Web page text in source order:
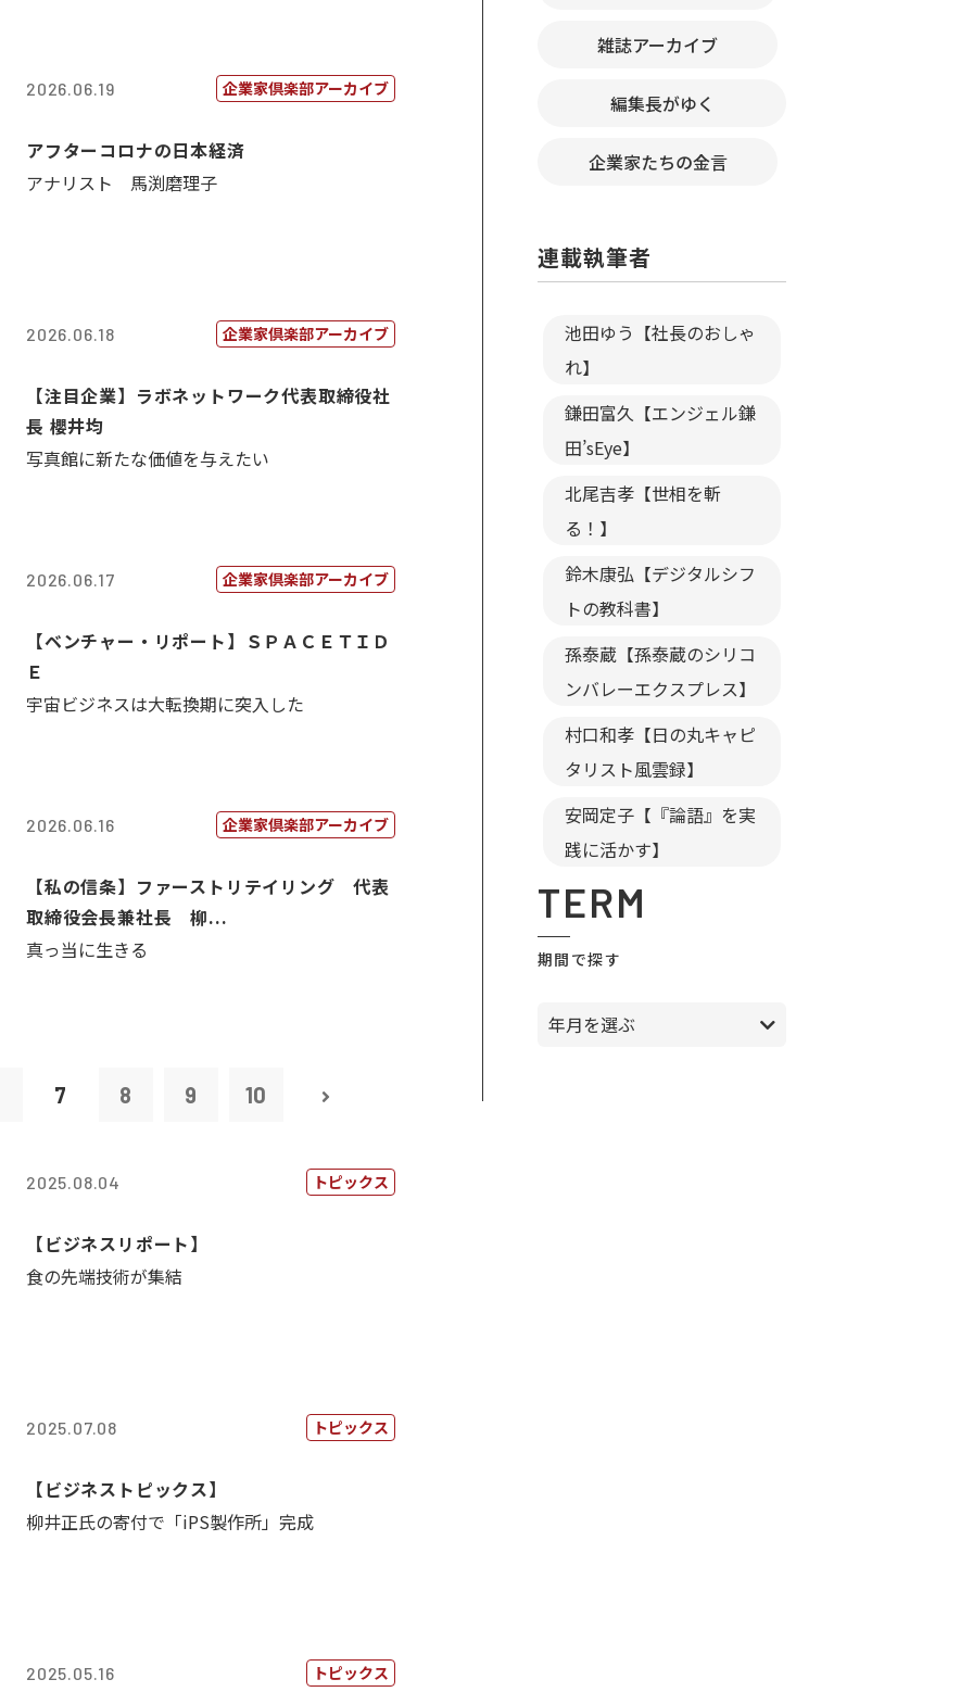
2026.06.19 企業家倶楽部アーカイブ
アフターコロナの日本経済
アナリスト 馬渕磨理子
2026.06.18 企業家倶楽部アーカイブ
【注目企業】ラボネットワーク代表取締役社
長 櫻井均
写真館に新たな価値を与えたい
2026.06.17 企業家倶楽部アーカイブ
【ベンチャー・リポート】ＳＰＡＣＥＴＩＤ
Ｅ
宇宙ビジネスは大転換期に突入した
2026.06.16 企業家倶楽部アーカイブ
【私の信条】ファーストリテイリング 代表
取締役会長兼社長 柳...
真っ当に生きる
7 8 9 10
2025.08.04 トピックス
【ビジネスリポート】
食の先端技術が集結
2025.07.08 トピックス
【ビジネストピックス】
柳井正氏の寄付で「iPS製作所」完成
2025.05.16 トピックス
雑誌アーカイブ
編集長がゆく
企業家たちの金言
連載執筆者
池田ゆう【社長のおしゃ
れ】
鎌田富久【エンジェル鎌
田’sEye】
北尾吉孝【世相を斬
る！】
鈴木康弘【デジタルシフ
トの教科書】
孫泰蔵【孫泰蔵のシリコ
ンバレーエクスプレス】
村口和孝【日の丸キャピ
タリスト風雲録】
安岡定子【『論語』を実
践に活かす】
TERM
期間で探す
年月を選ぶ